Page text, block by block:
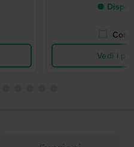
●
Vedi i